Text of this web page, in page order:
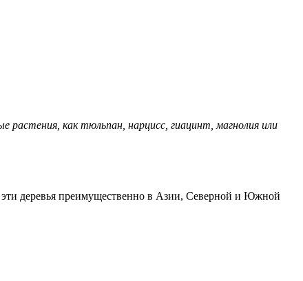
растения, как тюльпан, нарцисс, гиацинт, магнолия или
деревья преимущественно в Азии, Северной и Южной